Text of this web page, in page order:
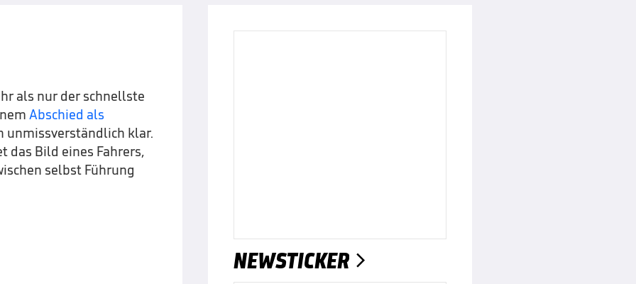
als nur der schnellste
Abschied als
unmissverständlich klar.
das Bild eines Fahrers,
selbst Führung
NEWSTICKER 